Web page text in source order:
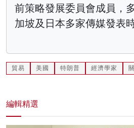
前策略發展委員會成員，
加坡及日本多家傳媒發表
貿易 美國 特朗普 經濟學家
編輯精選